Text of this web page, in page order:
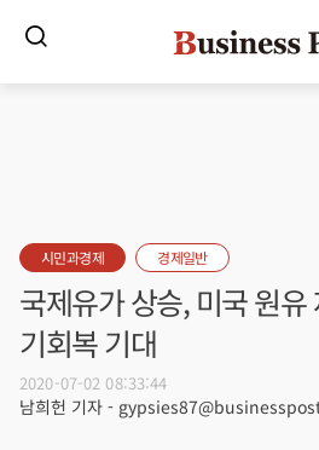
시민과경제 경제일반
국제유가 상승, 미국 원유
기회복 기대
2020-07-02 08:33:44
남희헌 기자 -